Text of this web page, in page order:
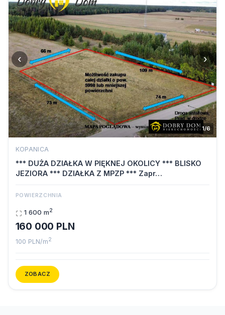
‹ ›
1/6
KOPANICA
*** DUŻA DZIAŁKA W PIĘKNEJ OKOLICY *** BLISKO
JEZIORA *** DZIAŁKA Z MPZP *** Zapr…
POWIERZCHNIA
1 600 m2
160 000 PLN
100 PLN/m2
ZOBACZ